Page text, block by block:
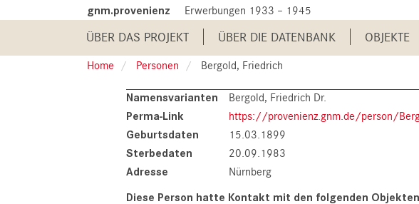
to
gnm.provenienz Erwerbungen 1933 – 1945
Main
navigation
ÜBER DAS PROJEKT ÜBER DIE DATENBANK OBJEKTE
Home Personen Bergold, Friedrich
Namensvarianten Bergold, Friedrich Dr.
Perma-Link https://provenienz.gnm.de/person/
Geburtsdaten 15.03.1899
Sterbedaten 20.09.1983
Adresse Nürnberg